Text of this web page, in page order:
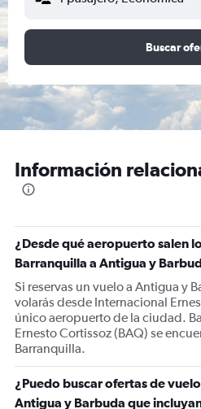
Buscar
Información
¿Desde qué aeropuerto salen
Barranquilla a Antigua y
Si reservas un vuelo a Antigua y
volarás desde Internacional
único aeropuerto de la ciudad.
Ernesto Cortissoz (BAQ) se
Barranquilla.
¿Puedo buscar ofertas de
Antigua y Barbuda que